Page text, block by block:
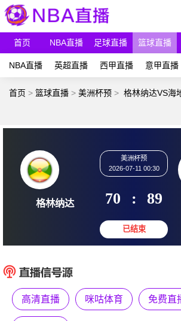
首页 NBA直播 足球直播 篮球直播
NBA直播 英超直播 西甲直播 意甲直播
首页 > 篮球直播 > 美洲杯预 > 格林纳达VS海
格林纳达
美洲杯预
2026-07-11
70 :
高清直播 咪咕体育 免费直